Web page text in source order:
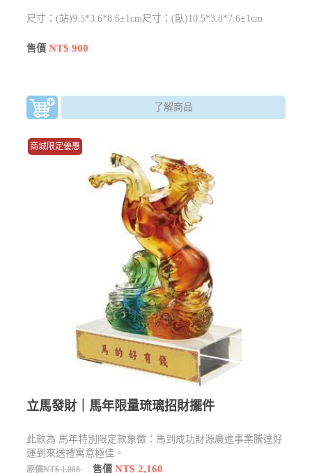
尺寸：(站)9.5*3.6*8.6±1cm尺寸：(臥)10.5*3.8*7.6±1cm
售價NT$ 900
了解商品
商城限定優惠
立馬發財｜馬年限量琉璃招財擺件
此款為 馬年特別限定款象徵：馬到成功財源廣進事業騰達好
運到來送禮寓意極佳。
原價NT$ 1,888 售價NT$ 2,160